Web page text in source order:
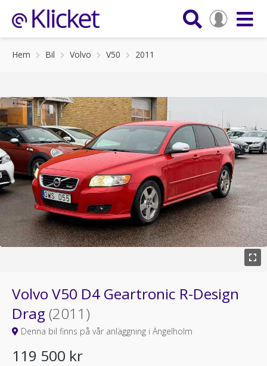
Hem Bil Volvo V50 2011
Volvo V50 D4 Geartronic R-Design
Drag (2011)
Denna bil finns på vår anläggning i Ängelholm
119 500 kr